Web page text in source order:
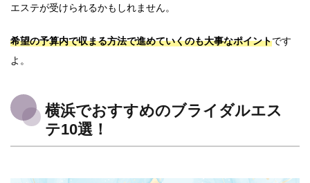
エステが受けられるかもしれません。
希望の予算内で収まる方法で進めていくのも大事なポイントです
よ。
横浜でおすすめのブライダルエス
テ10選！